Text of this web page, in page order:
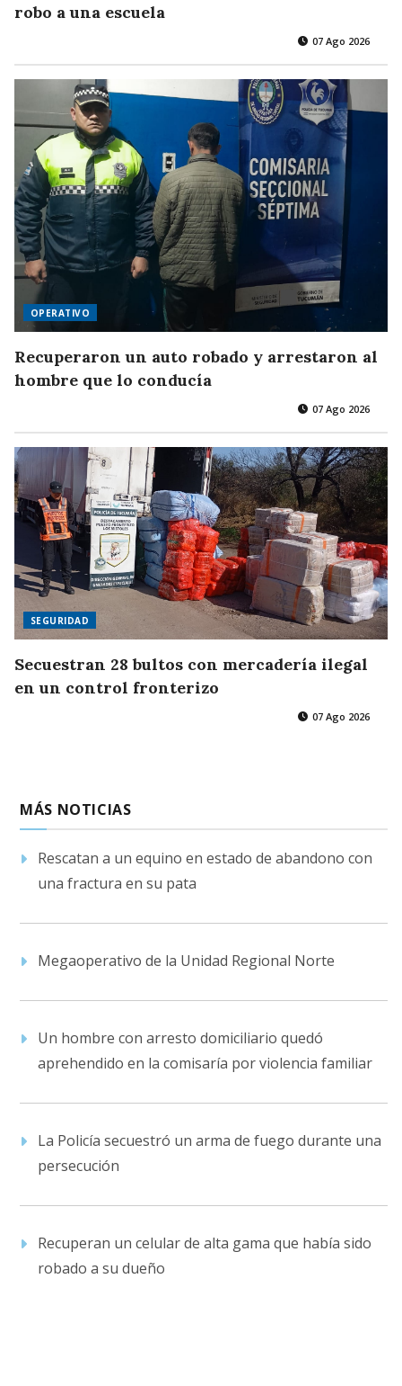
robo a una escuela
07 Ago 2026
OPERATIVO
Recuperaron un auto robado y arrestaron al
hombre que lo conducía
07 Ago 2026
SEGURIDAD
Secuestran 28 bultos con mercadería ilegal
en un control fronterizo
07 Ago 2026
MÁS NOTICIAS
Rescatan a un equino en estado de abandono con
una fractura en su pata
Megaoperativo de la Unidad Regional Norte
Un hombre con arresto domiciliario quedó
aprehendido en la comisaría por violencia familiar
La Policía secuestró un arma de fuego durante una
persecución
Recuperan un celular de alta gama que había sido
robado a su dueño